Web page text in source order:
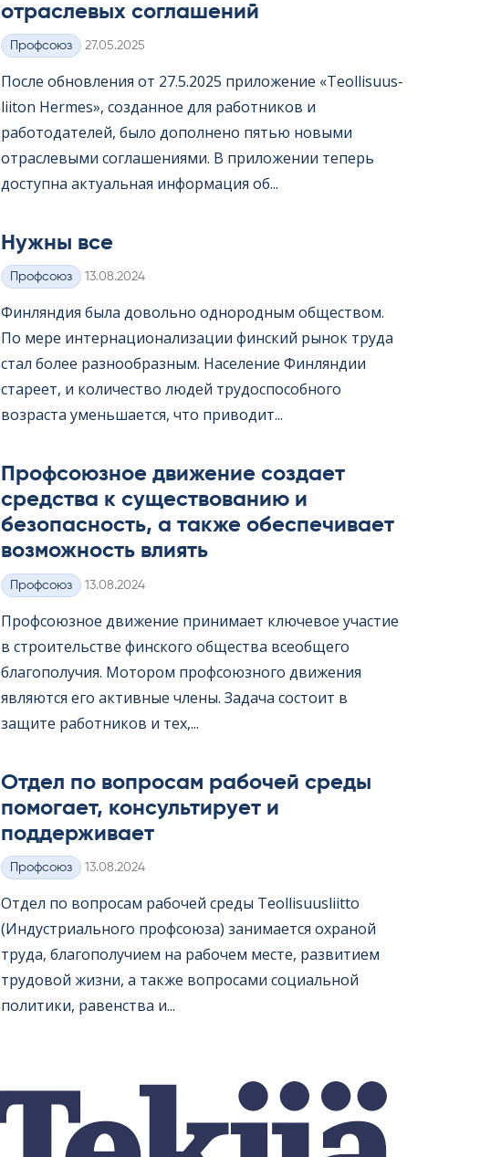
отраслевых соглашений
Категории
Профсоюз Kirjoitettu
27.05.2025
После обновления от 27.5.2025 приложение «Teol­li­suus­
lii­ton Her­mes», созданное для работников и
работодателей, было дополнено пятью новыми
отраслевыми соглашениями. В приложении теперь
доступна актуальная информация об...
Нужны все
Категории
Профсоюз Kirjoitettu
13.08.2024
Финляндия была довольно однородным обществом.
По мере интернационализации финский рынок труда
стал более разнообразным. Население Финляндии
стареет, и количество людей трудоспособного
возраста уменьшается, что приводит...
Профсоюзное движение создает
средства к существованию и
безопасность, а также обеспечивает
возможность влиять
Категории
Профсоюз Kirjoitettu
13.08.2024
Профсоюзное движение принимает ключевое участие
в строительстве финского общества всеобщего
благополучия. Мотором профсоюзного движения
являются его активные члены. Задача состоит в
защите работников и тех,...
Отдел по вопросам рабочей среды
помогает, консультирует и
поддерживает
Категории
Профсоюз Kirjoitettu
13.08.2024
Отдел по вопросам рабочей среды Teol­li­suus­liitto
(Индустриального профсоюза) занимается охраной
труда, благополучием на рабочем месте, развитием
трудовой жизни, а также вопросами социальной
политики, равенства и...